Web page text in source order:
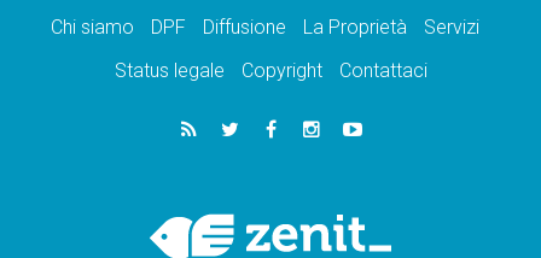
Chi siamo DPF Diffusione La Proprietà
Servizi
Status legale
Copyright Contattaci